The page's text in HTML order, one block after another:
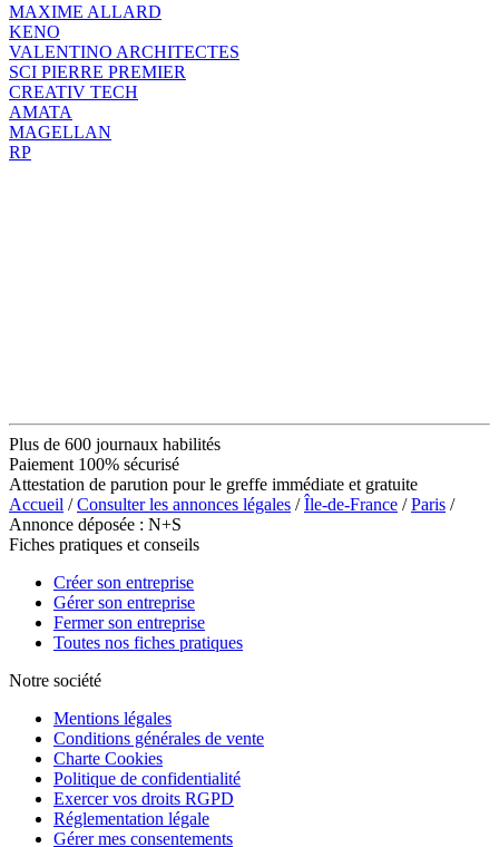
MAXIME ALLARD
KENO
VALENTINO ARCHITECTES
SCI PIERRE PREMIER
CREATIV TECH
AMATA
MAGELLAN
RP
Plus de 600 journaux habilités
Paiement 100% sécurisé
Attestation de parution pour le greffe immédiate et gratuite
Accueil /Consulter les annonces légales /Île-de-France /Paris /
Annonce déposée : N+S
Fiches pratiques et conseils
Créer son entreprise
Gérer son entreprise
Fermer son entreprise
Toutes nos fiches pratiques
Notre société
Mentions légales
Conditions générales de vente
Charte Cookies
Politique de confidentialité
Exercer vos droits RGPD
Réglementation légale
Gérer mes consentements